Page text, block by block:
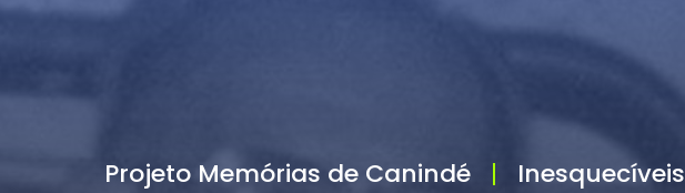
Projeto Memórias de Canindé
Inesquecíveis